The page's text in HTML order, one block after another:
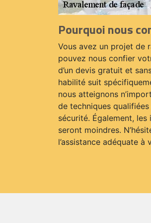
Pourquoi nous
Vous avez un projet de
pouvez nous confier
d’un devis gratuit et
habilité suit
nous atteignons
de techniques
sécurité. Également,
seront moindres.
l’assistance adéquate à